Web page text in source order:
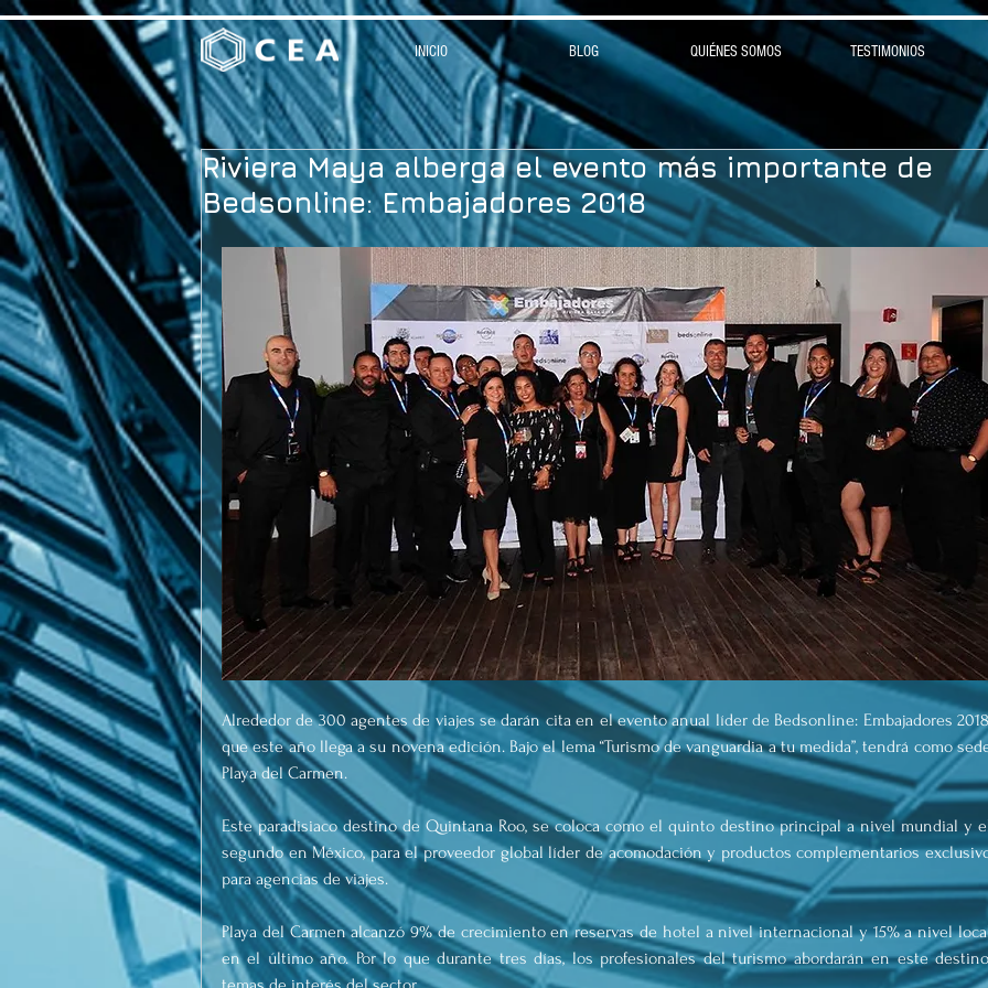
INICIO BLOG QUIÉNES SOMOS TESTIMONIOS
Riviera Maya alberga el evento más importante de
Bedsonline: Embajadores 2018
Alrededor de 300 agentes de viajes se darán cita en el evento anual líder de Bedsonline: Embajadores
que este año llega a su novena edición. Bajo el lema “Turismo de vanguardia a tu medida”, tendrá como
Playa del Carmen.
Este paradisiaco destino de Quintana Roo, se coloca como el quinto destino principal a nivel mundial y
segundo en México, para el proveedor global líder de acomodación y productos complementarios
para agencias de viajes.
Playa del Carmen alcanzó 9% de crecimiento en reservas de hotel a nivel internacional y 15% a nivel
en el último año. Por lo que durante tres días, los profesionales del turismo abordarán en este